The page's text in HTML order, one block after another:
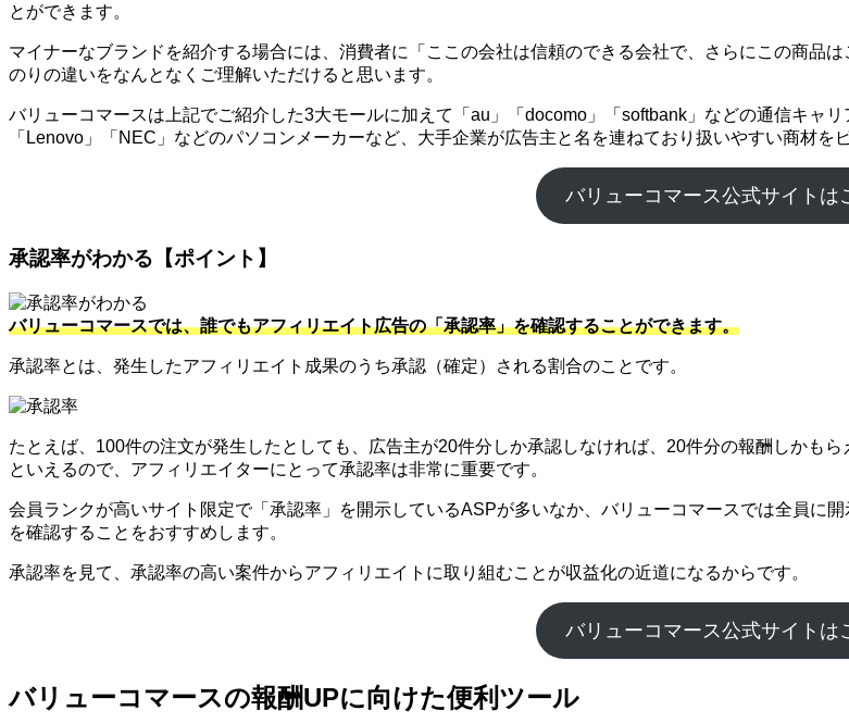
とができます。
マイナーなブランドを紹介する場合には、消費者に「ここの会社は信頼のできる会社で、さらにこの商品
のりの違いをなんとなくご理解いただけると思います。
バリューコマースは上記でご紹介した3大モールに加えて「au」「docomo」「softbank」などの通信キャ
「Lenovo」「NEC」などのパソコンメーカーなど、大手企業が広告主と名を連ねており扱いやすい商材を
バリューコマース公式サイトは
承認率がわかる【ポイント】
バリューコマースでは、誰でもアフィリエイト広告の「承認率」を確認することができます。
承認率とは、発生したアフィリエイト成果のうち承認（確定）される割合のことです。
たとえば、100件の注文が発生したとしても、広告主が20件分しか承認しなければ、20件分の報酬しかも
といえるので、アフィリエイターにとって承認率は非常に重要です。
会員ランクが高いサイト限定で「承認率」を開示しているASPが多いなか、バリューコマースでは全員に
を確認することをおすすめします。
承認率を見て、承認率の高い案件からアフィリエイトに取り組むことが収益化の近道になるからです。
バリューコマース公式サイトは
バリューコマースの報酬UPに向けた便利ツール